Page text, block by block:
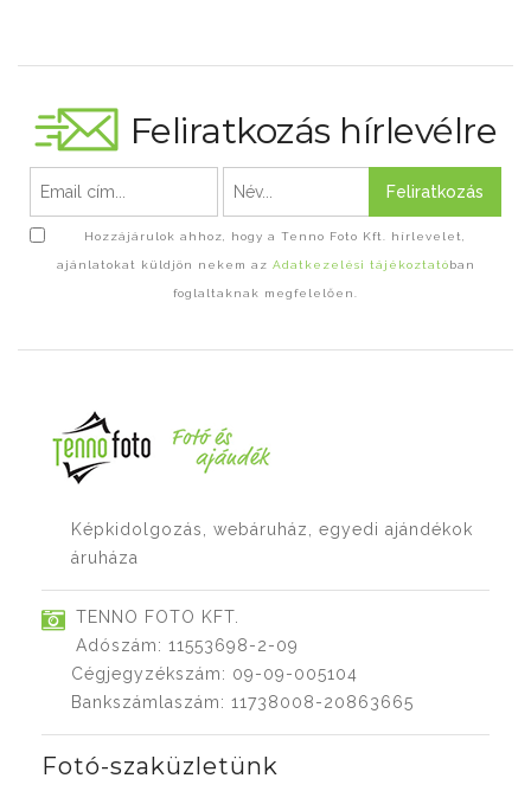
Feliratkozás hírlevélre
Feliratkozás
Hozzájárulok ahhoz, hogy a Tenno Foto Kft. hírlevelet,
ajánlatokat küldjön nekem az Adatkezelési tájékoztatóban
foglaltaknak megfelelően.
Képkidolgozás, webáruház, egyedi ajándékok
áruháza
TENNO FOTO KFT.
Adószám: 11553698-2-09
Cégjegyzékszám: 09-09-005104
Bankszámlaszám: 11738008-20863665
Fotó-szaküzletünk